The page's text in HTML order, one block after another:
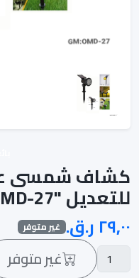
كشاف شمسى
للتعديل "OMD-27"
غير متوفر
غير متوفر